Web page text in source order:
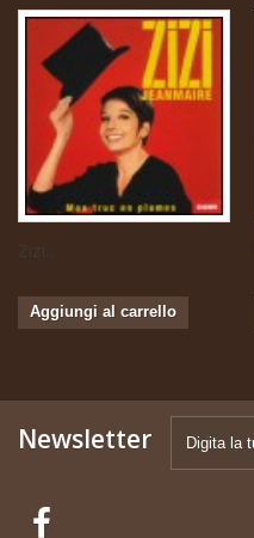
Zizi...
Aggiungi al carrello
Newsletter